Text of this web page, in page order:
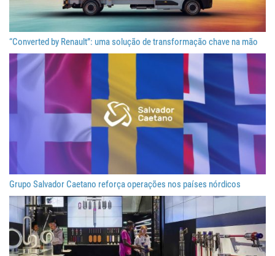
“Converted by Renault”: uma solução de transformação chave na mão
Grupo Salvador Caetano reforça operações nos países nórdicos